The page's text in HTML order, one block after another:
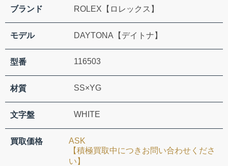
ブランド ROLEX【ロレックス】
モデル DAYTONA【デイトナ】
型番 116503
材質 SS×YG
文字盤 WHITE
買取価格
ASK
【積極買取中につきお問い合わせくださ
い】